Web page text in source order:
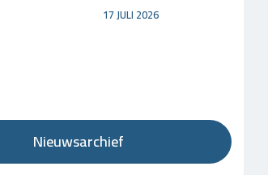
17 JULI 2026
Nieuwsarchief